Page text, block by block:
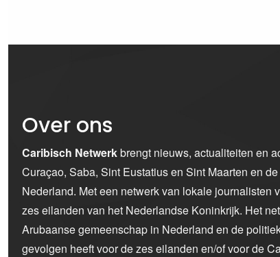
Over ons
Caribisch Netwerkbrengt nieuws, actualiteiten en
Curaçao, Saba, Sint Eustatius en Sint Maarten en
Nederland. Met een netwerk van lokale journalisten
zes eilanden van het Nederlandse Koninkrijk. Het
Arubaanse gemeenschap in Nederland en de
gevolgen heeft voor de zes eilanden en/of voor de